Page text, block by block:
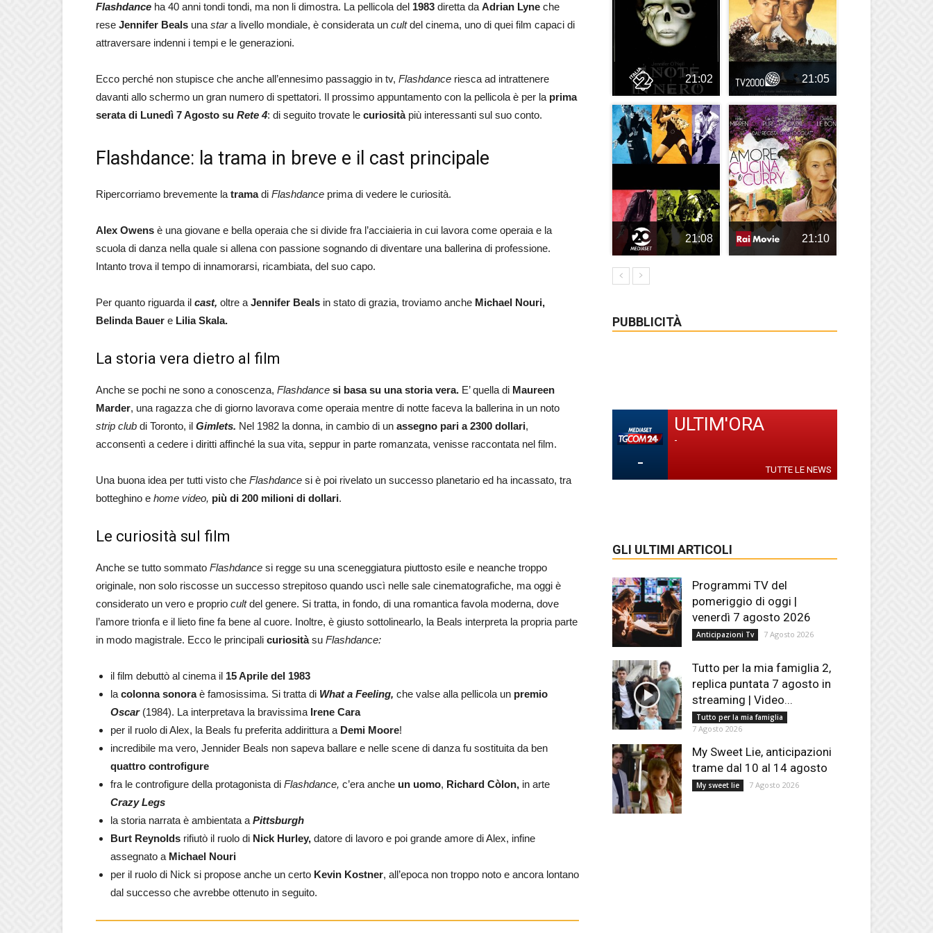
Flashdance ha 40 anni tondi tondi, ma non li dimostra. La pellicola del 1983 diretta da Adrian Lyne che
rese Jennifer Beals una stara livello mondiale, è considerata un cultdel cinema, uno di quei film capaci di
attraversare indenni i tempi e le generazioni.
Ecco perché non stupisce che anche all’ennesimo passaggio in tv, Flashdance riesca ad intrattenere
davanti allo schermo un gran numero di spettatori. Il prossimo appuntamento con la pellicola è per la prima
serata di Lunedì 7 Agosto su Rete 4: di seguito trovate le curiositàpiù interessanti sul suo conto.
Flashdance: la trama in breve e il cast principale
Ripercorriamo brevemente la tramadi Flashdance prima di vedere le curiosità.
Alex Owens è una giovane e bella operaia che si divide fra l’acciaieria in cui lavora come operaia e la
scuola di danza nella quale si allena con passione sognando di diventare una ballerina di professione.
Intanto trova il tempo di innamorarsi, ricambiata, del suo capo.
Per quanto riguarda il cast, oltre a Jennifer Beals in stato di grazia, troviamo anche Michael Nouri,
Belinda Bauer e Lilia Skala.
La storia vera dietro al film
Anche se pochi ne sono a conoscenza, Flashdance si basa su una storia vera. E’ quella di Maureen
Marder, una ragazza che di giorno lavorava come operaia mentre di notte faceva la ballerina in un noto
strip club di Toronto, il Gimlets. Nel 1982 la donna, in cambio di un assegno pari a 2300 dollari,
acconsentì a cedere i diritti affinché la sua vita, seppur in parte romanzata, venisse raccontata nel film.
Una buona idea per tutti visto che Flashdance si è poi rivelato un successo planetario ed ha incassato, tra
botteghino e home video, più di 200 milioni di dollari.
Le curiosità sul film
Anche se tutto sommato Flashdance si regge su una sceneggiatura piuttosto esile e neanche troppo
originale, non solo riscosse un successo strepitoso quando uscì nelle sale cinematografiche, ma oggi è
considerato un vero e proprio cultdel genere. Si tratta, in fondo, di una romantica favola moderna, dove
l’amore trionfa e il lieto fine fa bene al cuore. Inoltre, è giusto sottolinearlo, la Beals interpreta la propria parte
in modo magistrale. Ecco le principali curiositàsu Flashdance:
il film debuttò al cinema il 15 Aprile del 1983
la colonna sonoraè famosissima. Si tratta di What a Feeling, che valse alla pellicola un premio
Oscar(1984). La interpretava la bravissima Irene Cara
per il ruolo di Alex, la Beals fu preferita addirittura a Demi Moore!
incredibile ma vero, Jennider Beals non sapeva ballare e nelle scene di danza fu sostituita da ben
quattro controfigure
fra le controfigure della protagonista di Flashdance, c’era anche un uomo, Richard Còlon, in arte
Crazy Legs
la storia narrata è ambientata a Pittsburgh
Burt Reynolds rifiutò il ruolo di Nick Hurley, datore di lavoro e poi grande amore di Alex, infine
assegnato a Michael Nouri
per il ruolo di Nick si propose anche un certo Kevin Kostner, all’epoca non troppo noto e ancora lontano
dal successo che avrebbe ottenuto in seguito.
21:02 21:05
21:08 21:10
PUBBLICITÀ
-
ULTIM'ORA
-
TUTTE LE NEWS
GLI ULTIMI ARTICOLI
Programmi TV del
pomeriggio di oggi |
venerdì 7 agosto 2026
Anticipazioni Tv 7 Agosto 2026
Tutto per la mia famiglia 2,
replica puntata 7 agosto in
streaming | Video...
Tutto per la mia famiglia
7 Agosto 2026
My Sweet Lie, anticipazioni
trame dal 10 al 14 agosto
My sweet lie 7 Agosto 2026